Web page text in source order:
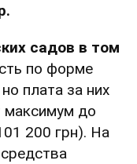
садов в том
по форме
плата за них
максимум до
200 грн). На